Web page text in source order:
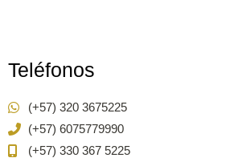
Teléfonos
(+57) 320 3675225
(+57) 6075779990
(+57) 330 367 5225